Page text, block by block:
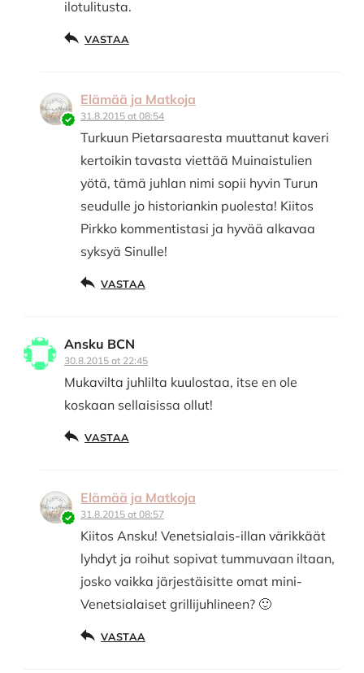
ilotulitusta.
VASTAA
Elämää ja Matkoja
31.8.2015 at 08:54
Turkuun Pietarsaaresta muuttanut kaveri
kertoikin tavasta viettää Muinaistulien
yötä, tämä juhlan nimi sopii hyvin Turun
seudulle jo historiankin puolesta! Kiitos
Pirkko kommentistasi ja hyvää alkavaa
syksyä Sinulle!
VASTAA
Ansku BCN
30.8.2015 at 22:45
Mukavilta juhlilta kuulostaa, itse en ole
koskaan sellaisissa ollut!
VASTAA
Elämää ja Matkoja
31.8.2015 at 08:57
Kiitos Ansku! Venetsialais-illan värikkäät
lyhdyt ja roihut sopivat tummuvaan iltaan,
josko vaikka järjestäisitte omat mini-
Venetsialaiset grillijuhlineen? 🙂
VASTAA